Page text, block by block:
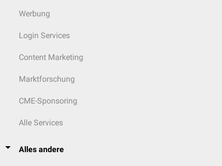
Werbung
Login Services
Content Marketing
Marktforschung
CME-Sponsoring
Alle Services
Alles andere